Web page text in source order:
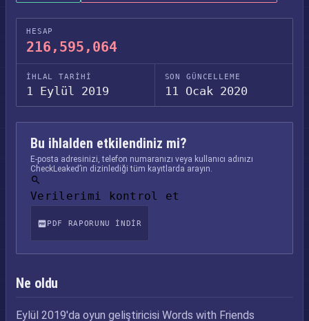
HESAP
216,595,064
İHLAL TARIHI
1 Eylül 2019
SON GÜNCELLEME
11 Ocak 2020
Bu ihlalden etkilendiniz mi?
E-posta adresinizi, telefon numaranızı veya kullanıcı adınızı
CheckLeaked’in dizinlediği tüm kayıtlarda arayın.
Verilerimi kontrol et
PDF RAPORUNU INDIR
Ne oldu
Eylül 2019'da oyun geliştiricisi Words with Friends